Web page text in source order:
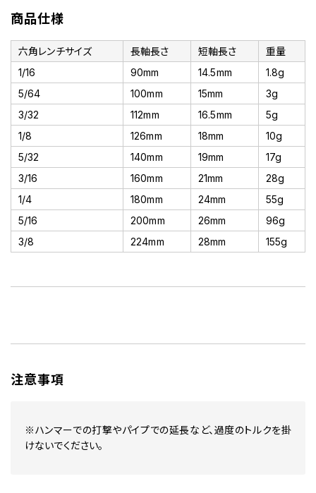
商品仕様
六角レンチサイズ 長軸長さ 短軸長さ
重量
1/16
90mm 14.5mm
1.8g
5/64
100mm 15mm
3g
3/32
112mm 16.5mm
5g
1/8
126mm 18mm
10g
5/32
140mm 19mm
17g
3/16
160mm 21mm
28g
1/4
180mm 24mm
55g
5/16
200mm 26mm
96g
3/8
224mm 28mm 155g
注意事項
※ハンマーでの打撃やパイプでの延長など、過度のトルクを掛
けないでください。